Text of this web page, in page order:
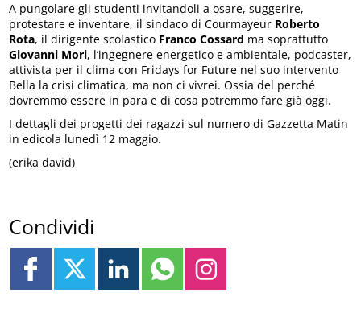
A pungolare gli studenti invitandoli a osare, suggerire,
protestare e inventare, il sindaco di Courmayeur Roberto
Rota, il dirigente scolastico Franco Cossard ma soprattutto
Giovanni Mori, l’ingegnere energetico e ambientale, podcaster,
attivista per il clima con Fridays for Future nel suo intervento
Bella la crisi climatica, ma non ci vivrei. Ossia del perché
dovremmo essere in para e di cosa potremmo fare già oggi.
I dettagli dei progetti dei ragazzi sul numero di Gazzetta Matin
in edicola lunedì 12 maggio.
(erika david)
Condividi